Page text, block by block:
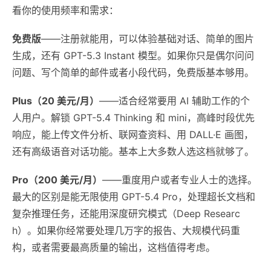
看你的使用频率和需求：
免费版——注册就能用，可以体验基础对话、简单的图片
生成，还有 GPT-5.3 Instant 模型。如果你只是偶尔问问
问题、写个简单的邮件或者小段代码，免费版基本够用。
Plus（20 美元/月） ——适合经常要用 AI 辅助工作的个
人用户。解锁 GPT-5.4 Thinking 和 mini，高峰时段优先
响应，能上传文件分析、联网查资料、用 DALL·E 画图，
还有高级语音对话功能。基本上大多数人选这档就够了。
Pro（200 美元/月） ——重度用户或者专业人士的选择。
最大的区别是能无限使用 GPT-5.4 Pro，处理超长文档和
复杂推理任务，还能用深度研究模式（Deep Researc
h）。如果你经常要处理几万字的报告、大规模代码重
构，或者需要最高质量的输出，这档值得考虑。